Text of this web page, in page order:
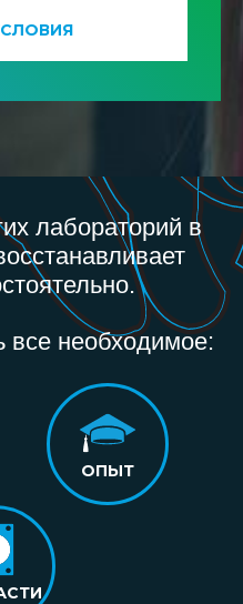
лабораторий в
все необходимое:
ОПЫТ